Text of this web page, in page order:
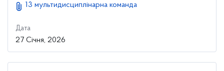
13 мультидисциплінарна команда
Дата
27 Січня, 2026